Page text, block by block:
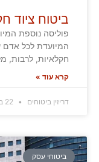
ביטוח ציוד
פוליסה נוספת
המיועדת לכל אדם
חקלאיות, לרבות,
קרא עוד »
דריזין ביטוחים
ביטוחי עסק